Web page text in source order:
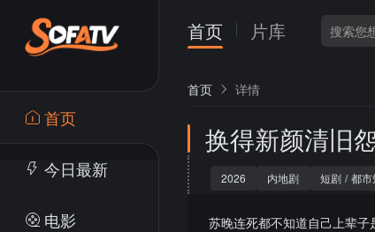
首页
今日最新
电影
首页 片库
首页 详情
换得新颜清旧
2026 内地剧 短剧 / 都市
苏晚连死都不知道自己上辈